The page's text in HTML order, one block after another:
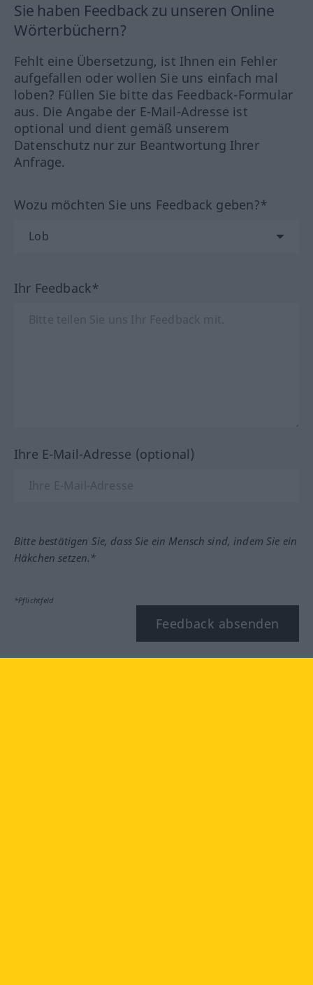
Sie haben Feedback zu unseren Online
Wörterbüchern?
Fehlt eine Übersetzung, ist Ihnen ein Fehler
aufgefallen oder wollen Sie uns einfach mal
loben? Füllen Sie bitte das Feedback-Formular
aus. Die Angabe der E-Mail-Adresse ist
optional und dient gemäß unserem
Datenschutz nur zur Beantwortung Ihrer
Anfrage.
Wozu möchten Sie uns Feedback geben?*
Ihr Feedback*
Ihre E-Mail-Adresse (optional)
Bitte bestätigen Sie, dass Sie ein Mensch sind, indem Sie ein
Häkchen setzen.*
*Pflichtfeld
Feedback absenden